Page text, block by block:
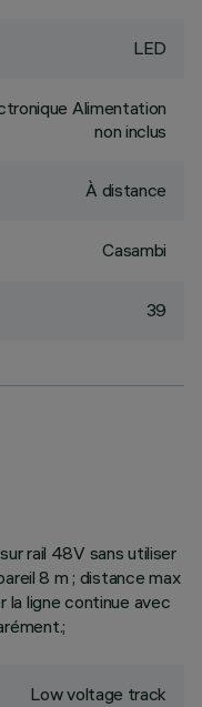
LED
Alimentation
non inclus
À distance
Casambi
39
rail 48V sans utiliser
8 m ; distance max
la ligne continue avec
Low voltage track